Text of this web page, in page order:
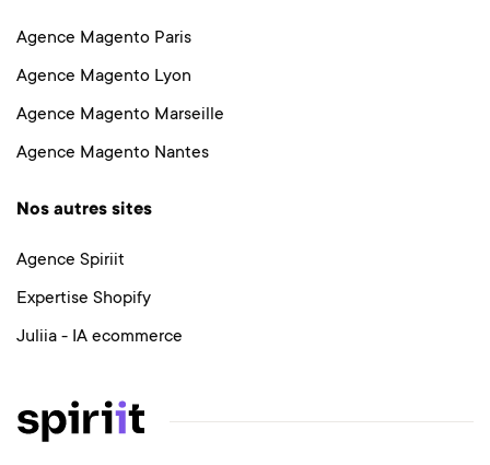
Agence Magento Paris
Agence Magento Lyon
Agence Magento Marseille
Agence Magento Nantes
Nos autres sites
Agence Spiriit
Expertise Shopify
Juliia - IA ecommerce